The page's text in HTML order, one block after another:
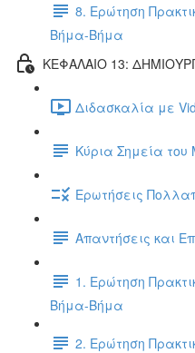
8. Ερώτηση
Βήμα-Βήμα
ΚΕΦΑΛΑΙΟ 13:
Διδασκαλία με
Κύρια Σημεία
Ερωτήσεις
Απαντήσεις και
1. Ερώτηση
Βήμα-Βήμα
2. Ερώτηση